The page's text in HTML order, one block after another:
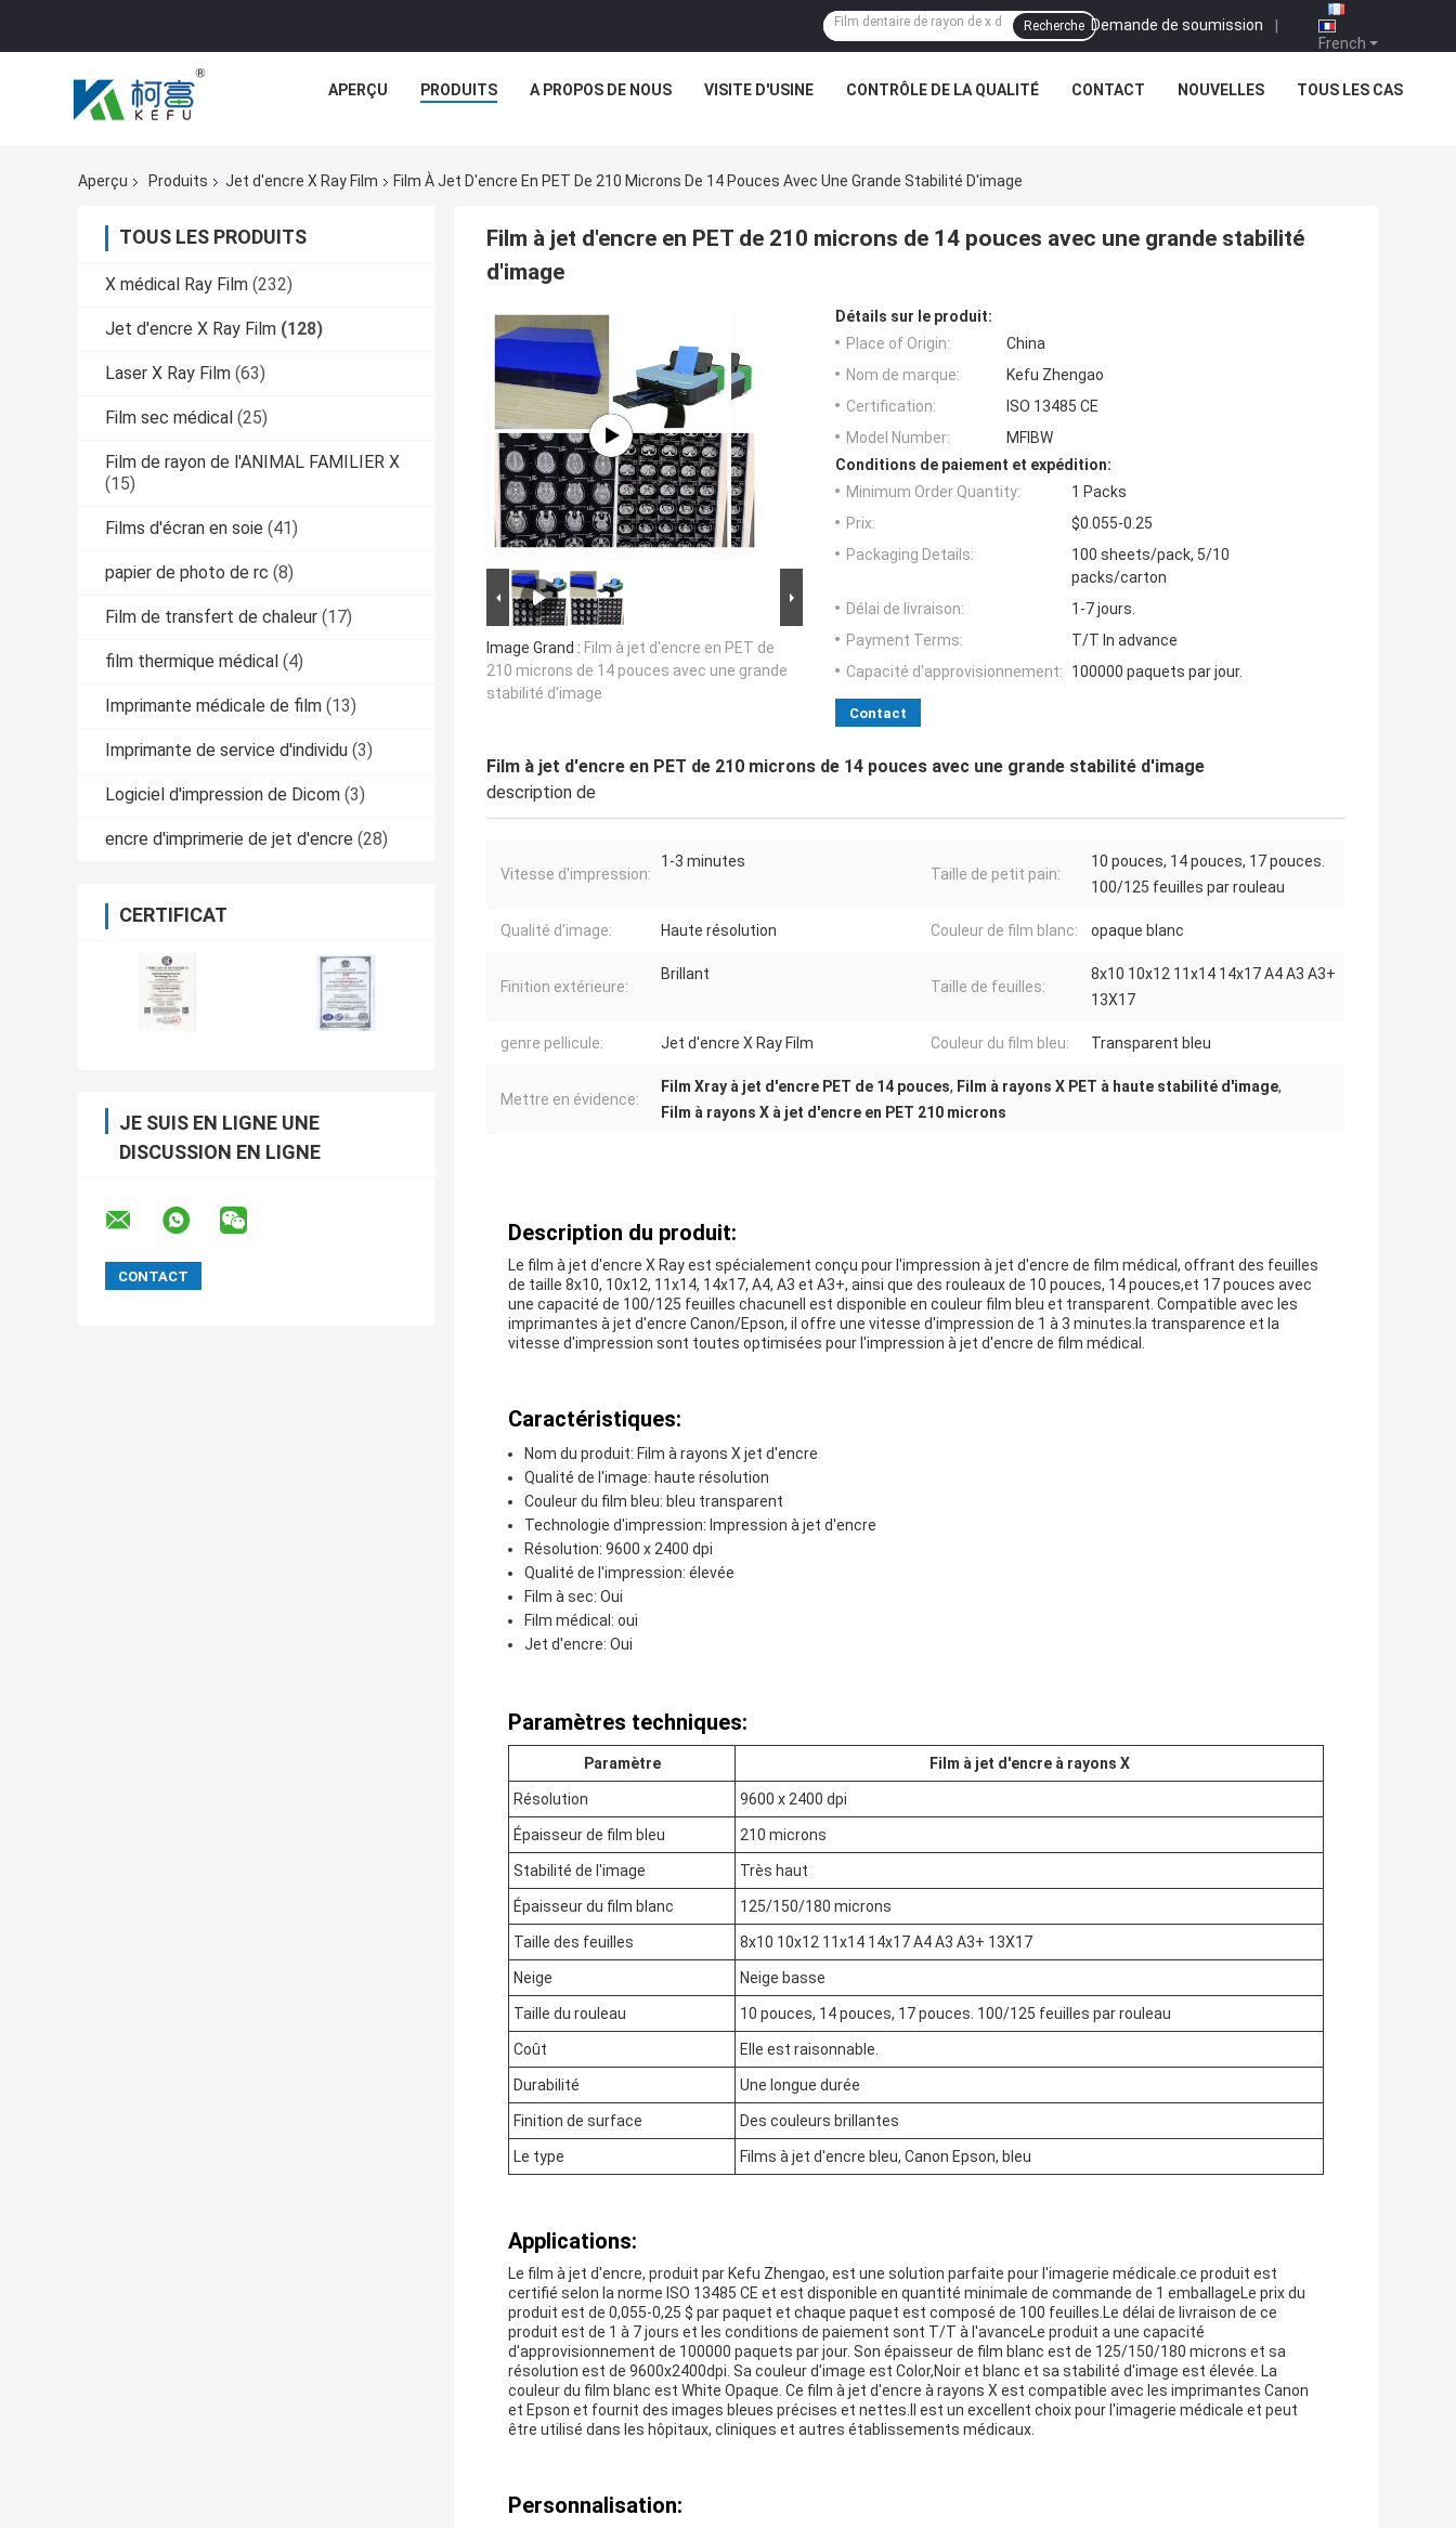
French
Demande de soumission |
Recherche
APERÇU PRODUITS A PROPOS DE NOUS VISITE D'USINE CONTRÔLE DE LA QUALITÉ CONTACT NOUVELLES TOUS LES CAS
Aperçu Produits Jet d'encre X Ray Film Film À Jet D'encre En PET De 210 Microns De 14 Pouces Avec Une Grande Stabilité D'image
TOUS LES PRODUITS
X médical Ray Film (232)
Jet d'encre X Ray Film (128)
Laser X Ray Film (63)
Film sec médical (25)
Film de rayon de l'ANIMAL FAMILIER X
(15)
Films d'écran en soie (41)
papier de photo de rc (8)
Film de transfert de chaleur (17)
film thermique médical (4)
Imprimante médicale de film (13)
Imprimante de service d'individu (3)
Logiciel d'impression de Dicom (3)
encre d'imprimerie de jet d'encre (28)
CERTIFICAT
JE SUIS EN LIGNE UNE
DISCUSSION EN LIGNE
Film à jet d'encre en PET de 210 microns de 14 pouces avec une grande stabilité
d'image
Image Grand : Film à jet d'encre en PET de
210 microns de 14 pouces avec une grande
stabilité d'image
Détails sur le produit:
Place of Origin:
China
Nom de marque:
Kefu Zhengao
Certification:
ISO 13485 CE
Model Number:
MFIBW
Conditions de paiement et expédition:
Minimum Order Quantity:
1 Packs
Prix:
$0.055-0.25
Packaging Details:
100 sheets/pack, 5/10
packs/carton
Délai de livraison:
1-7 jours.
Payment Terms:
T/T In advance
Capacité d'approvisionnement:
100000 paquets par jour.
Contact
Film à jet d'encre en PET de 210 microns de 14 pouces avec une grande stabilité d'image
description de
Vitesse d'impression:
1-3 minutes
Taille de petit pain:
10 pouces, 14 pouces, 17 pouces.
100/125 feuilles par rouleau
Qualité d'image: Haute résolution Couleur de film blanc: opaque blanc
Finition extérieure:
Brillant
Taille de feuilles:
8x10 10x12 11x14 14x17 A4 A3 A3+
13X17
genre pellicule: Jet d'encre X Ray Film Couleur du film bleu: Transparent bleu
Mettre en évidence:
Film Xray à jet d'encre PET de 14 pouces, Film à rayons X PET à haute stabilité d'image,
Film à rayons X à jet d'encre en PET 210 microns
Description du produit:
Le film à jet d'encre X Ray est spécialement conçu pour l'impression à jet d'encre de film médical, offrant des feuilles
de taille 8x10, 10x12, 11x14, 14x17, A4, A3 et A3+, ainsi que des rouleaux de 10 pouces, 14 pouces,et 17 pouces avec
une capacité de 100/125 feuilles chacuneIl est disponible en couleur film bleu et transparent. Compatible avec les
imprimantes à jet d'encre Canon/Epson, il offre une vitesse d'impression de 1 à 3 minutes.la transparence et la
vitesse d'impression sont toutes optimisées pour l'impression à jet d'encre de film médical.
Caractéristiques:
Nom du produit: Film à rayons X jet d'encre
Qualité de l'image: haute résolution
Couleur du film bleu: bleu transparent
Technologie d'impression: Impression à jet d'encre
Résolution: 9600 x 2400 dpi
Qualité de l'impression: élevée
Film à sec: Oui
Film médical: oui
Jet d'encre: Oui
Paramètres techniques:
Paramètre Film à jet d'encre à rayons X
Résolution 9600 x 2400 dpi
Épaisseur de film bleu 210 microns
Stabilité de l'image Très haut
Épaisseur du film blanc 125/150/180 microns
Taille des feuilles 8x10 10x12 11x14 14x17 A4 A3 A3+ 13X17
Neige Neige basse
Taille du rouleau 10 pouces, 14 pouces, 17 pouces. 100/125 feuilles par rouleau
Coût Elle est raisonnable.
Durabilité Une longue durée
Finition de surface Des couleurs brillantes
Le type Films à jet d'encre bleu, Canon Epson, bleu
Applications:
Le film à jet d'encre, produit par Kefu Zhengao, est une solution parfaite pour l'imagerie médicale.ce produit est
certifié selon la norme ISO 13485 CE et est disponible en quantité minimale de commande de 1 emballageLe prix du
produit est de 0,055-0,25 $ par paquet et chaque paquet est composé de 100 feuilles.Le délai de livraison de ce
produit est de 1 à 7 jours et les conditions de paiement sont T/T à l'avanceLe produit a une capacité
d'approvisionnement de 100000 paquets par jour. Son épaisseur de film blanc est de 125/150/180 microns et sa
résolution est de 9600x2400dpi. Sa couleur d'image est Color,Noir et blanc et sa stabilité d'image est élevée. La
couleur du film blanc est White Opaque. Ce film à jet d'encre à rayons X est compatible avec les imprimantes Canon
et Epson et fournit des images bleues précises et nettes.Il est un excellent choix pour l'imagerie médicale et peut
être utilisé dans les hôpitaux, cliniques et autres établissements médicaux.
Personnalisation: